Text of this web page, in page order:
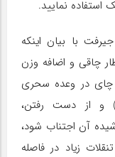
نمایید.
با بیان اینکه
چاقی و اضافه وزن
چای در وعده‌ سحری
و از دست رفتن،
آن اجتناب شود،
زیاد در فاصله‌